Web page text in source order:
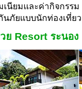
เนียมและค่ากิจกรร
นภัยแบบนักท่องเที่ยว
ย Resort ระนอง